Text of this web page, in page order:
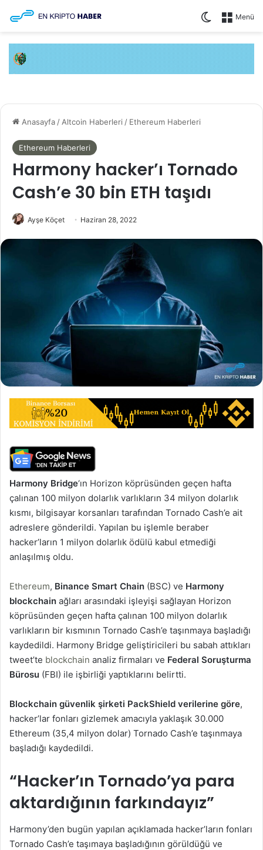
Menü
Dış
Anasayfa / Altcoin Haberleri / Ethereum Haberleri
Ethereum Haberleri
Harmony hacker’ı Tornado
Cash’e 30 bin ETH taşıdı
Ayşe Köçet Haziran 28, 2022
Harmony Bridge‘ın Horizon köprüsünden geçen hafta
çalınan 100 milyon dolarlık varlıkların 34 milyon dolarlık
kısmı, bilgisayar korsanları tarafından Tornado Cash’e ait
adreslere gönderildi. Yapılan bu işlemle beraber
hacker’ların 1 milyon dolarlık ödülü kabul etmediği
anlaşılmış oldu.
Ethereum, Binance Smart Chain (BSC) ve Harmony
blockchain ağları arasındaki işleyişi sağlayan Horizon
köprüsünden geçen hafta çalınan 100 milyon dolarlık
varlıkların bir kısmının Tornado Cash’e taşınmaya başladığı
kaydedildi. Harmony Bridge geliştiricileri bu sabah attıkları
tweet’te blockchain analiz firmaları ve Federal Soruşturma
Bürosu (FBI) ile işbirliği yaptıklarını belirtti.
Blockchain güvenlik şirketi PackShield verilerine göre,
hacker’lar fonları gizlemek amacıyla yaklaşık 30.000
Ethereum (35,4 milyon dolar) Tornado Cash’e taşınmaya
başladığı kaydedildi.
“Hacker’ın Tornado’ya para
aktardığının farkındayız”
Harmony’den bugün yapılan açıklamada hacker’ların fonları
Tornado Cash’e taşımaya başladığının görüldüğü ve